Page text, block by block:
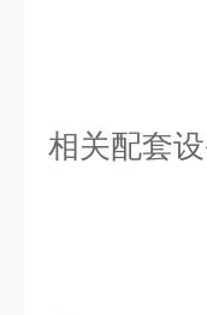
相关配套设